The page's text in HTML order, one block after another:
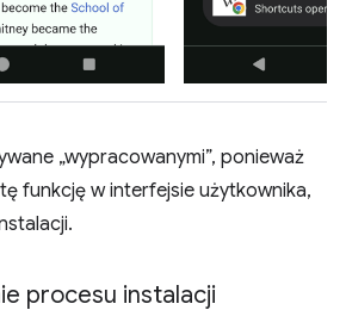
„wypracowanymi”, ponieważ
funkcję w interfejsie użytkownika,
procesu instalacji